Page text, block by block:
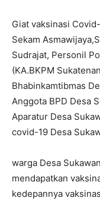
Giat vaksinasi
Sekam
Sudrajat, Personil
(KA.BKPM
Bhabinkamtibmas
Anggota BPD Desa
Aparatur Desa
covid-19 Desa
warga Desa
mendapatkan
kedepannya